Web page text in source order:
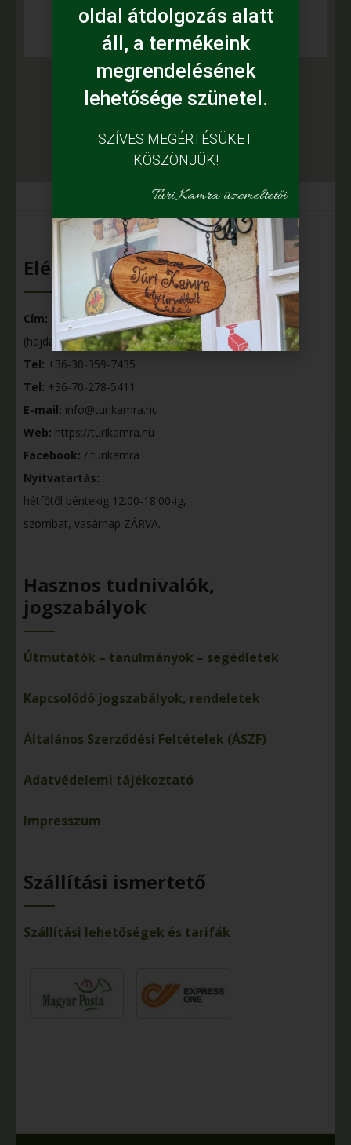
Előállító Kereskedelmi B.T)
Elérhetőségeink
Cím: 5400 Mezőtúr, Szabadság tér 29.
(hajdani Róka féle húsbolt)
Tel: +36-30-359-7435
Tel: +36-70-278-5411
E-mail: info@turikamra.hu
Web: https://turikamra.hu
Facebook: / turikamra
Nyitvatartás:
hétfőtől péntekig 12:00-18:00-ig,
szombat, vasárnap ZÁRVA.
Hasznos tudnivalók,
jogszabályok
Útmutatók – tanulmányok – segédletek
Kapcsolódó jogszabályok, rendeletek
Általános Szerződési Feltételek (ÁSZF)
Adatvédelemi tájékoztató
Impresszum
Szállítási ismertető
Szállítási lehetőségek és tarifák
oldal átdolgozás alatt
áll, a termékeink
megrendelésének
lehetősége szünetel.
SZÍVES MEGÉRTÉSÜKET
KÖSZÖNJÜK!
Túri Kamra üzemeltetői